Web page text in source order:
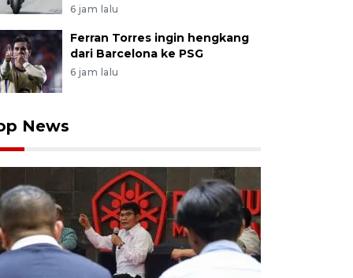
6 jam lalu
Ferran Torres ingin hengkang
dari Barcelona ke PSG
6 jam lalu
News